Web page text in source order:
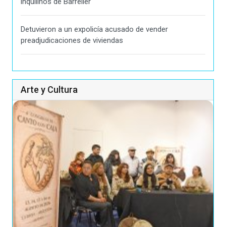
Detuvieron a un expolicía acusado de vender
preadjudicaciones de viviendas
Arte y Cultura